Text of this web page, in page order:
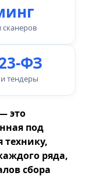
ФЗ
тендеры
это
под
ряда,
сбора